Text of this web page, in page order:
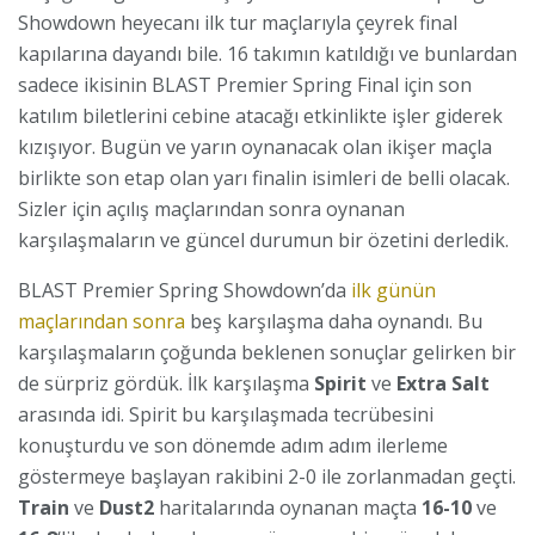
Showdown heyecanı ilk tur maçlarıyla çeyrek final
kapılarına dayandı bile. 16 takımın katıldığı ve bunlardan
sadece ikisinin BLAST Premier Spring Final için son
katılım biletlerini cebine atacağı etkinlikte işler giderek
kızışıyor. Bugün ve yarın oynanacak olan ikişer maçla
birlikte son etap olan yarı finalin isimleri de belli olacak.
Sizler için açılış maçlarından sonra oynanan
karşılaşmaların ve güncel durumun bir özetini derledik.
BLAST Premier Spring Showdown’da ilk günün
maçlarından sonra beş karşılaşma daha oynandı. Bu
karşılaşmaların çoğunda beklenen sonuçlar gelirken bir
de sürpriz gördük. İlk karşılaşma Spirit ve Extra Salt
arasında idi. Spirit bu karşılaşmada tecrübesini
konuşturdu ve son dönemde adım adım ilerleme
göstermeye başlayan rakibini 2-0 ile zorlanmadan geçti.
Train ve Dust2 haritalarında oynanan maçta 16-10ve